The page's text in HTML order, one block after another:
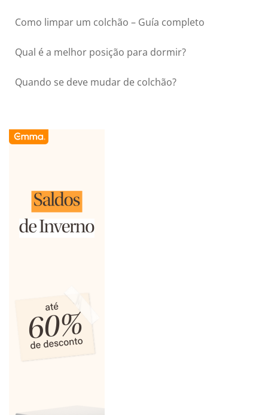
Como limpar um colchão – Guía completo
Qual é a melhor posição para dormir?
Quando se deve mudar de colchão?